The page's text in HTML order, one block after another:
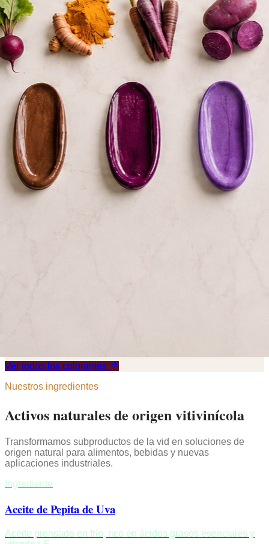
Ver todos los colorantes
Nuestros ingredientes
Activos naturales de origen vitivinícola
Transformamos subproductos de la vid en soluciones de
origen natural para alimentos, bebidas y nuevas
aplicaciones industriales.
Ingrediente
Aceite de Pepita de Uva
Aceite prensado en frío, rico en ácidos grasos esenciales y